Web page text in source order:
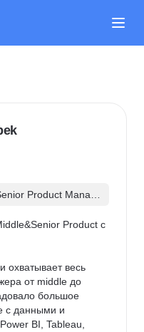
Product Manag
Product с
охватывает весь
от middle до
большое
с данными и
BI, Tableau,